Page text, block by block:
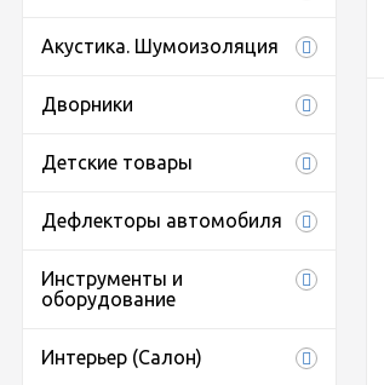
Акустика. Шумоизоляция
Дворники
Детские товары
Дефлекторы автомобиля
Инструменты и
оборудование
Интерьер (Салон)